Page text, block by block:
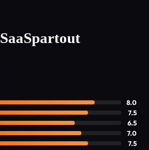
8.0
7.5
6.5
7.0
7.5